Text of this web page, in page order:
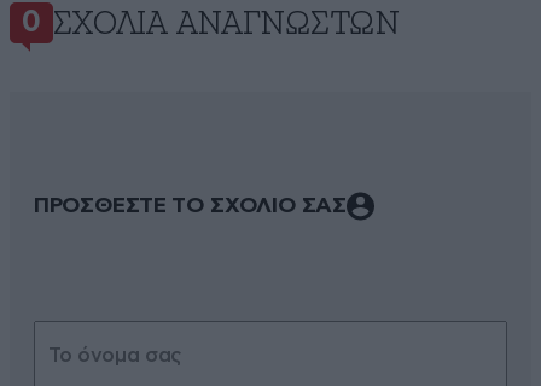
0 ΣΧΌΛΙΑ ΑΝΑΓΝΩΣΤΏΝ
ΠΡΟΣΘΕΣΤΕ ΤΟ ΣΧΟΛΙΟ ΣΑΣ